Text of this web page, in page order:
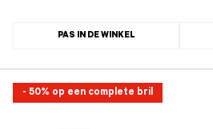
PAS IN DE WINKEL
- 50% op een complete bril